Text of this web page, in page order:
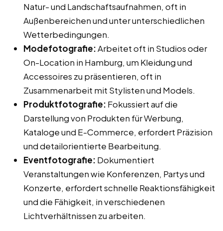
Natur- und Landschaftsaufnahmen, oft in
Außenbereichen und unter unterschiedlichen
Wetterbedingungen.
Modefotografie:Arbeitet oft in Studios oder
On-Location in Hamburg, um Kleidung und
Accessoires zu präsentieren, oft in
Zusammenarbeit mit Stylisten und Models.
Produktfotografie: Fokussiert auf die
Darstellung von Produkten für Werbung,
Kataloge und E-Commerce, erfordert Präzision
und detailorientierte Bearbeitung.
Eventfotografie: Dokumentiert
Veranstaltungen wie Konferenzen, Partys und
Konzerte, erfordert schnelle Reaktionsfähigkeit
und die Fähigkeit, in verschiedenen
Lichtverhältnissen zu arbeiten.